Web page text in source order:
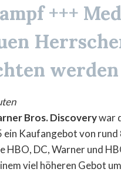
+++
werden
Bros. Discoverywar
ein Kaufangebot von rund
HBO, DC, Warner und
viel höheren Gebot